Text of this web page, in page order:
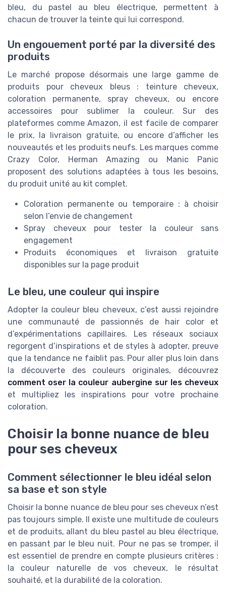
bleu, du pastel au bleu électrique, permettent à
chacun de trouver la teinte qui lui correspond.
Un engouement porté par la diversité des
produits
Le marché propose désormais une large gamme de
produits pour cheveux bleus : teinture cheveux,
coloration permanente, spray cheveux, ou encore
accessoires pour sublimer la couleur. Sur des
plateformes comme Amazon, il est facile de comparer
le prix, la livraison gratuite, ou encore d’afficher les
nouveautés et les produits neufs. Les marques comme
Crazy Color, Herman Amazing ou Manic Panic
proposent des solutions adaptées à tous les besoins,
du produit unité au kit complet.
Coloration permanente ou temporaire : à choisir
selon l’envie de changement
Spray cheveux pour tester la couleur sans
engagement
Produits économiques et livraison gratuite
disponibles sur la page produit
Le bleu, une couleur qui inspire
Adopter la couleur bleu cheveux, c’est aussi rejoindre
une communauté de passionnés de hair color et
d’expérimentations capillaires. Les réseaux sociaux
regorgent d’inspirations et de styles à adopter, preuve
que la tendance ne faiblit pas. Pour aller plus loin dans
la découverte des couleurs originales, découvrez
comment oser la couleur aubergine sur les cheveux
et multipliez les inspirations pour votre prochaine
coloration.
Choisir la bonne nuance de bleu
pour ses cheveux
Comment sélectionner le bleu idéal selon
sa base et son style
Choisir la bonne nuance de bleu pour ses cheveux n’est
pas toujours simple. Il existe une multitude de couleurs
et de produits, allant du bleu pastel au bleu électrique,
en passant par le bleu nuit. Pour ne pas se tromper, il
est essentiel de prendre en compte plusieurs critères :
la couleur naturelle de vos cheveux, le résultat
souhaité, et la durabilité de la coloration.